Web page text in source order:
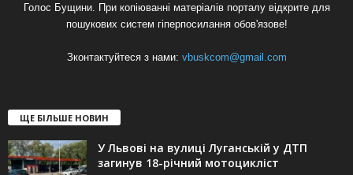
Голос Бущини. При копіюванні матеріалів порталу відкрите для
пошукових систем гіперпосилання обов'язове!
Зконтактуйтеся з нами: vbuskcom@gmail.com
ЩЕ БІЛЬШЕ НОВИН
У Львові на вулиці Луганській у ДТП
загинув 18-річний мотоцикліст